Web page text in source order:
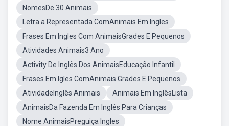
NomesDe 30 Animais
Letra a Representada ComAnimais Em Ingles
Frases Em Ingles Com AnimaisGrades E Pequenos
Atividades Animais3 Ano
Activity De Inglês Dos AnimaisEducação Infantil
Frases Em Igles ComAnimais Grades E Pequenos
AtividadeInglês Animais
Animais Em InglêsLista
AnimaisDa Fazenda Em Inglês Para Crianças
Nome AnimaisPreguiça Ingles